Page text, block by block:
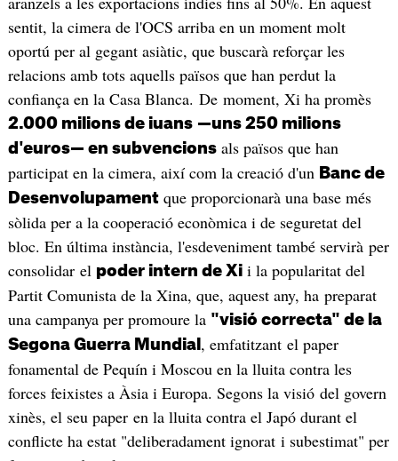
sentit, la cimera de l'OCS arriba en un moment molt
oportú per al gegant asiàtic, que buscarà reforçar les
relacions amb tots aquells països que han perdut la
confiança en la Casa Blanca. De moment, Xi ha promès
2.000 milions de iuans —uns 250 milions
d'euros— en subvencionsals països que han
participat en la cimera, així com la creació d'un Banc de
Desenvolupamentque proporcionarà una base més
sòlida per a la cooperació econòmica i de seguretat del
bloc. En última instància, l'esdeveniment també servirà per
consolidar el poder intern de Xii la popularitat del
Partit Comunista de la Xina, que, aquest any, ha preparat
una campanya per promoure la "visió correcta" de la
Segona Guerra Mundial , emfatitzant el paper
fonamental de Pequín i Moscou en la lluita contra les
forces feixistes a Àsia i Europa. Segons la visió del govern
xinès, el seu paper en la lluita contra el Japó durant el
conflicte ha estat "deliberadament ignorat i subestimat" per